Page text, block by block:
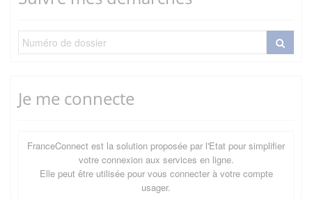
Je me connecte
FranceConnect est la solution proposée par l'Etat pour simplifier
votre connexion aux services en ligne.
Elle peut être utilisée pour vous connecter à votre compte
usager.